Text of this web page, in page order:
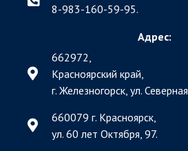
8-983-160-59-95.
Адрес:
662972,
Красноярский край,
г. Железногорск, ул.
660079 г. Красноярск,
ул. 60 лет Октября, 97.